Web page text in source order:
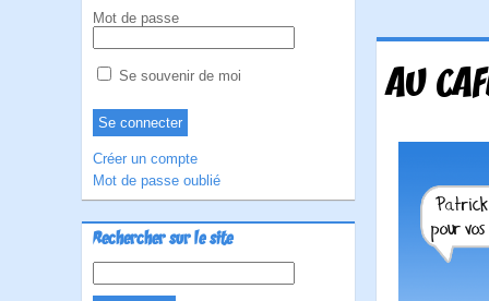
Mot de passe
Se souvenir de moi
Créer un compte
Mot de passe oublié
Rechercher sur le site
AU